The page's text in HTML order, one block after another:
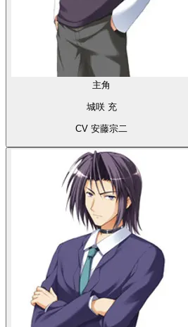
主角
城咲 充
CV 安藤宗二